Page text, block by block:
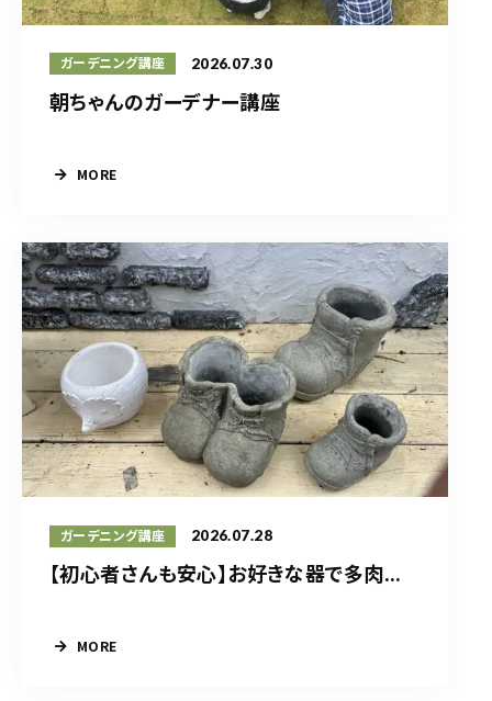
ガーデニング講座 2026.07.30
朝ちゃんのガーデナー講座
MORE
ガーデニング講座 2026.07.28
【初心者さんも安心】お好きな器で多肉...
MORE